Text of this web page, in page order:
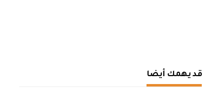
قد يهمك أيضا